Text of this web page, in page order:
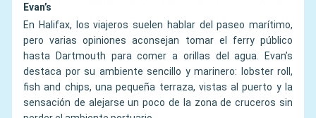
Evan’s
En Halifax, los viajeros suelen hablar del paseo marítimo,
pero varias opiniones aconsejan tomar el ferry público
hasta Dartmouth para comer a orillas del agua. Evan’s
destaca por su ambiente sencillo y marinero: lobster roll,
fish and chips, una pequeña terraza, vistas al puerto y la
sensación de alejarse un poco de la zona de cruceros sin